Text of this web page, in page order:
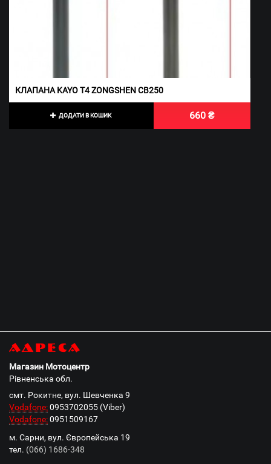
КЛАПАНА KAYO T4 ZONGSHEN CB250
ДОДАТИ В КОШИК 660 ₴
Адреса
Магазин Мотоцентр
Рівненська обл.
смт. Рокитне, вул. Шевченка 9
Vodafone:0953702055 (Viber)
Vodafone:0951509167
м. Сарни, вул. Європейська 19
тел. (066) 1686-348